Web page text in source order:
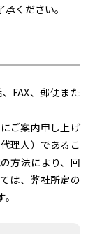
ください。
FAX、郵便また
ご案内申し上げ
理人）であるこ
方法により、回
は、弊社所定の